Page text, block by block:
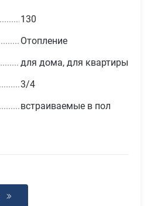
130
Отопление
для дома, для квартиры
3/4
встраиваемые в пол